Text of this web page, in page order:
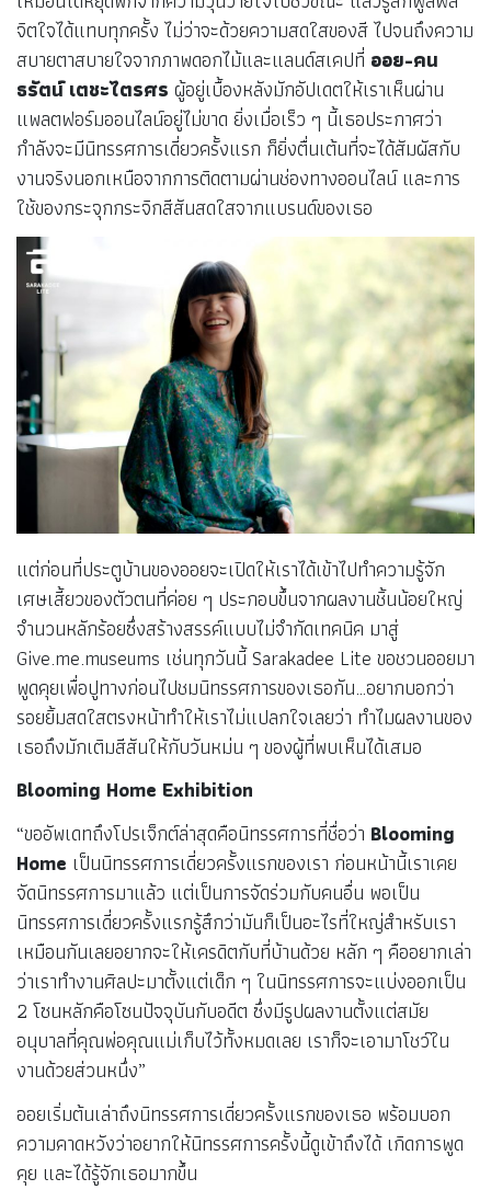
จิตใจได้แทบทุกครั้ง ไม่ว่าจะด้วยความสดใสของสี ไปจนถึงความ
สบายตาสบายใจจากภาพดอกไม้และแลนด์สเคปที่ ออย-คน
ธรัตน์ เตชะไตรศร ผู้อยู่เบื้องหลังมักอัปเดตให้เราเห็นผ่าน
แพลตฟอร์มออนไลน์อยู่ไม่ขาด ยิ่งเมื่อเร็ว ๆ นี้เธอประกาศว่า
กำลังจะมีนิทรรศการเดี่ยวครั้งแรก ก็ยิ่งตื่นเต้นที่จะได้สัมผัสกับ
งานจริงนอกเหนือจากการติดตามผ่านช่องทางออนไลน์ และการ
ใช้ของกระจุกกระจิกสีสันสดใสจากแบรนด์ของเธอ
แต่ก่อนที่ประตูบ้านของออยจะเปิดให้เราได้เข้าไปทำความรู้จัก
เศษเสี้ยวของตัวตนที่ค่อย ๆ ประกอบขึ้นจากผลงานชิ้นน้อยใหญ่
จำนวนหลักร้อยซึ่งสร้างสรรค์แบบไม่จำกัดเทคนิค มาสู่
Give.me.museums เช่นทุกวันนี้ Sarakadee Lite ขอชวนออยมา
พูดคุยเพื่อปูทางก่อนไปชมนิทรรศการของเธอกัน…อยากบอกว่า
รอยยิ้มสดใสตรงหน้าทำให้เราไม่แปลกใจเลยว่า ทำไมผลงานของ
เธอถึงมักเติมสีสันให้กับวันหม่น ๆ ของผู้ที่พบเห็นได้เสมอ
Blooming Home Exhibition
“ขออัพเดทถึงโปรเจ็กต์ล่าสุดคือนิทรรศการที่ชื่อว่า Blooming
Home เป็นนิทรรศการเดี่ยวครั้งแรกของเรา ก่อนหน้านี้เราเคย
จัดนิทรรศการมาแล้ว แต่เป็นการจัดร่วมกับคนอื่น พอเป็น
นิทรรศการเดี่ยวครั้งแรกรู้สึกว่ามันก็เป็นอะไรที่ใหญ่สำหรับเรา
เหมือนกันเลยอยากจะให้เครดิตกับที่บ้านด้วย หลัก ๆ คืออยากเล่า
ว่าเราทำงานศิลปะมาตั้งแต่เด็ก ๆ ในนิทรรศการจะแบ่งออกเป็น
2 โซนหลักคือโซนปัจจุบันกับอดีต ซึ่งมีรูปผลงานตั้งแต่สมัย
อนุบาลที่คุณพ่อคุณแม่เก็บไว้ทั้งหมดเลย เราก็จะเอามาโชว์ใน
งานด้วยส่วนหนึ่ง”
ออยเริ่มต้นเล่าถึงนิทรรศการเดี่ยวครั้งแรกของเธอ พร้อมบอก
ความคาดหวังว่าอยากให้นิทรรศการครั้งนี้ดูเข้าถึงได้ เกิดการพูด
คุย และได้รู้จักเธอมากขึ้น